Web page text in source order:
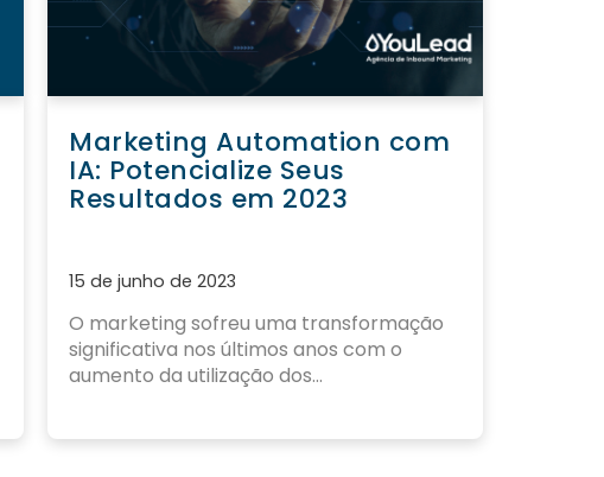
Marketing Automation com
IA: Potencialize Seus
Resultados em 2023
15 de junho de 2023
O marketing sofreu uma transformação
significativa nos últimos anoscom o
aumento da utilização dos...